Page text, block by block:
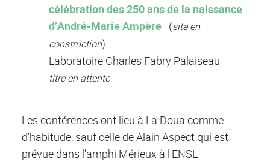
célébration des 250 ans de la naissance
d’André-Marie Ampère (site en
construction)
Laboratoire Charles Fabry Palaiseau
titre en attente
Les conférences ont lieu à La Doua comme
d'habitude, sauf celle de Alain Aspect qui est
prévue dans l'amphi Mérieux à l'ENSL